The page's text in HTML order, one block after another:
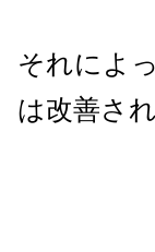
それによ
は改善さ